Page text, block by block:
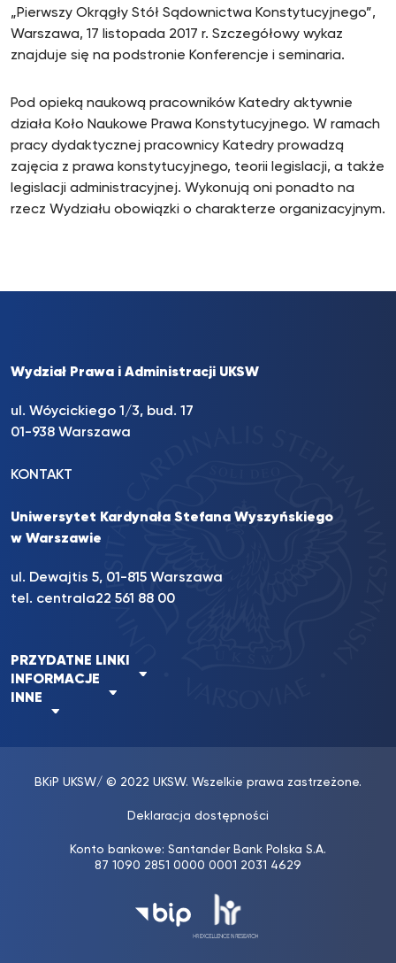
„Pierwszy Okrągły Stół Sądownictwa Konstytucyjnego”,
Warszawa, 17 listopada 2017 r. Szczegółowy wykaz
znajduje się na podstronie Konferencje i seminaria.
Pod opieką naukową pracowników Katedry aktywnie
działa Koło Naukowe Prawa Konstytucyjnego. W ramach
pracy dydaktycznej pracownicy Katedry prowadzą
zajęcia z prawa konstytucyjnego, teorii legislacji, a także
legislacji administracyjnej. Wykonują oni ponadto na
rzecz Wydziału obowiązki o charakterze organizacyjnym.
Wydział Prawa i Administracji UKSW
ul. Wóycickiego 1/3, bud. 17
01-938 Warszawa
KONTAKT
Uniwersytet Kardynała Stefana Wyszyńskiego
w Warszawie
ul. Dewajtis 5, 01-815 Warszawa
tel. centrala22 561 88 00
PRZYDATNE LINKI
INFORMACJE
INNE
BKiP UKSW/ © 2022 UKSW. Wszelkie prawa zastrzeżone.
Deklaracja dostępności
Konto bankowe: Santander Bank Polska S.A.
87 1090 2851 0000 0001 2031 4629